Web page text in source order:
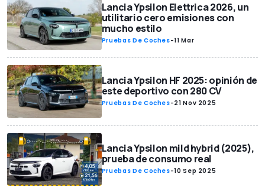
Lancia Ypsilon Elettrica 2026, un
utilitario cero emisiones con
mucho estilo
Pruebas De Coches-11 Mar
Lancia Ypsilon HF 2025: opinión de
este deportivo con 280 CV
Pruebas De Coches-21 Nov 2025
Lancia Ypsilon mild hybrid (2025),
prueba de consumo real
Pruebas De Coches-10 Sep 2025